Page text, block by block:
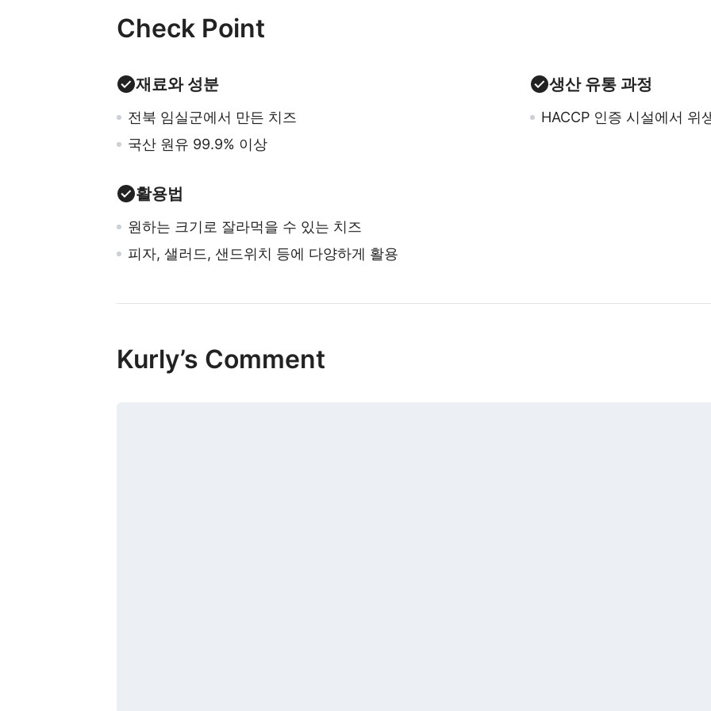
Check Point
재료와 성분
전북 임실군에서 만든 치즈
국산 원유 99.9% 이상
생산 유통 과정
HACCP 인증 시설에서 위
활용법
원하는 크기로 잘라먹을 수 있는 치즈
피자, 샐러드, 샌드위치 등에 다양하게 활용
Kurly’s Comment